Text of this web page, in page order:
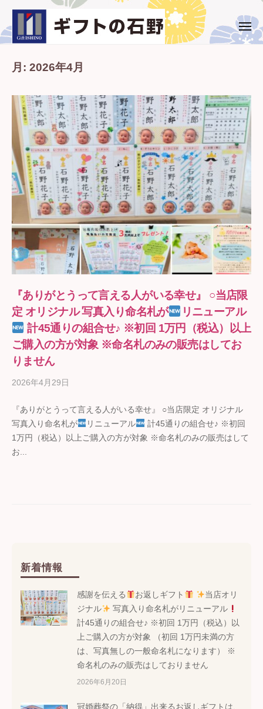
テ
ギ
石
野
西
新
居
浜
市
の
ギ
フ
ト
専
門
店
メ
ニ
ュ
月: 2026年4月
『ありがとうって言える人がいる幸せ』 ○当店限
定 オリジナル 写真入り命名札が
リニューアル
計45通りの組合せ♪ ※初回 1万円（税込）以上
ご購入の方が対象 ※命名札のみの販売はしてお
りません
2026年4月29日
ギ
フ
ト
『ありがとうって言える人がいる幸せ』 ○当店限定 オリジナル
写真入り命名札が
リニューアル
計45通りの組合せ♪ ※初回
1万円（税込）以上ご購入の方が対象 ※命名札のみの販売はして
お...
新着情報
感謝を伝える お返しギフト
当店オリ
ジナル
写真入り命名札がリニューアル
計45通りの組合せ♪ ※初回 1万円（税込）以
上ご購入の方が対象 （初回 1万円未満の方
は、写真無しの一般命名札になります） ※
命名札のみの販売はしておりません
2026年6月20日
冠婚葬祭の「納得」出来るお返しギフトは、
ト
の
石